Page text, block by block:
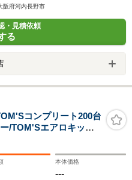
阪府河内長野市
・見積依頼
る
コンプリート200台
/TOM'Sエアロキッ
インチ鍛造ホ
TRC/シートヒーター/
本体価格
---